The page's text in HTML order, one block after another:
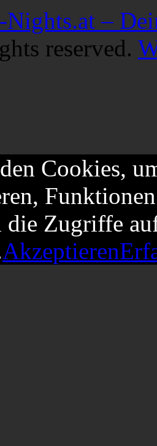
Nights.at –
reserved.
Cookies,
Zugriffe
Akzeptieren